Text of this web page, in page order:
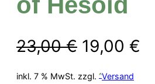
23,00€
Preis
19,00 €
inkl. 7 % MwSt. zzgl. Versand